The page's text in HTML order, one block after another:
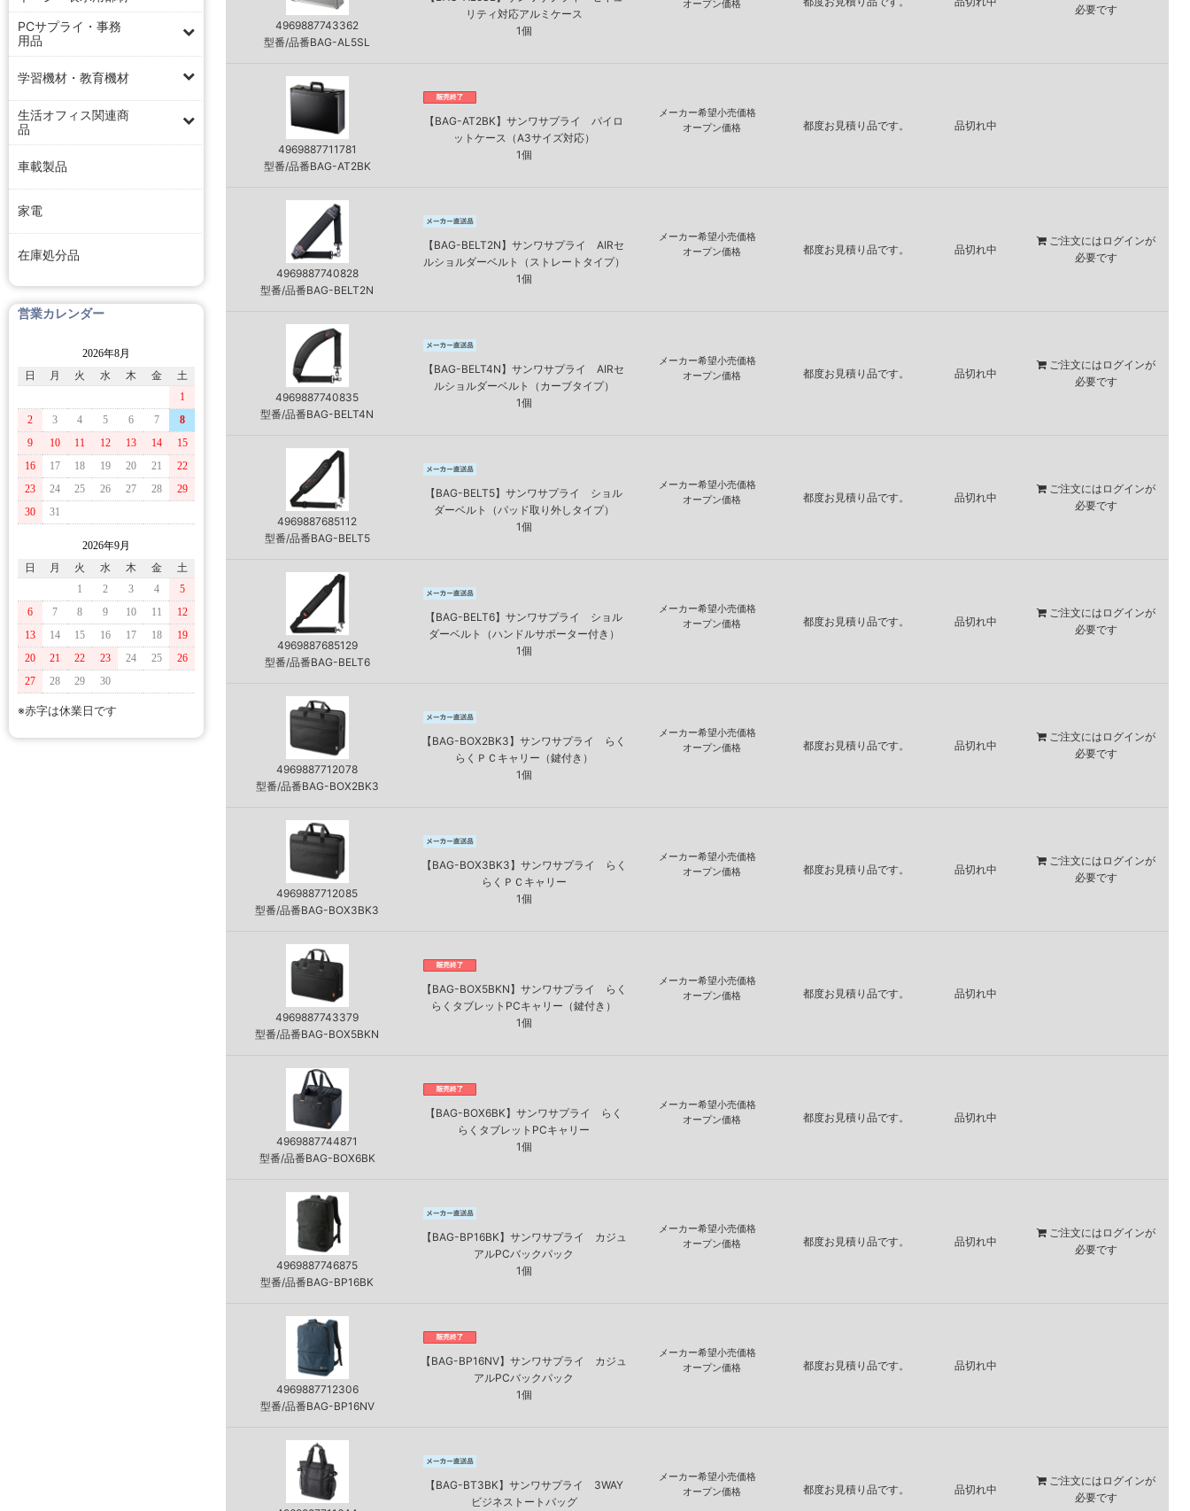
PCサプライ・事務
用品
学習機材・教育機材
生活オフィス関連商
品
車載製品
家電
在庫処分品
営業カレンダー
2026年8月
日
月 火 水 木 金
土
1
2
3 4 5 6 7
8
9
10 11 12 13 14
15
16
17 18 19 20 21
22
23
24 25 26 27 28
29
30
31
2026年9月
日
月 火 水 木 金
土
1
2 3 4
5
6
7 8 9 10 11
12
13
14 15 16 17 18
19
20
21 22 23 24 25
26
27
28 29 30
※赤字は休業日です
4969887743362
型番/品番BAG-AL5SL
リティ対応アルミケース
1個
オープン価格
必要です
4969887711781
型番/品番BAG-AT2BK
【BAG-AT2BK】サンワサプライ パイロ
ットケース（A3サイズ対応）
1個
メーカー希望小売価格
オープン価格
都度お見積り品です。 品切れ中
4969887740828
型番/品番BAG-BELT2N
【BAG-BELT2N】サンワサプライ AIRセ
ルショルダーベルト（ストレートタイプ）
1個
メーカー希望小売価格
オープン価格
都度お見積り品です。 品切れ中
ご注文には ログインが
必要です
4969887740835
型番/品番BAG-BELT4N
【BAG-BELT4N】サンワサプライ AIRセ
ルショルダーベルト（カーブタイプ）
1個
メーカー希望小売価格
オープン価格
都度お見積り品です。 品切れ中
ご注文には ログインが
必要です
4969887685112
型番/品番BAG-BELT5
【BAG-BELT5】サンワサプライ ショル
ダーベルト（パッド取り外しタイプ）
1個
メーカー希望小売価格
オープン価格
都度お見積り品です。 品切れ中
ご注文には ログインが
必要です
4969887685129
型番/品番BAG-BELT6
【BAG-BELT6】サンワサプライ ショル
ダーベルト（ハンドルサポーター付き）
1個
メーカー希望小売価格
オープン価格
都度お見積り品です。 品切れ中
ご注文には ログインが
必要です
4969887712078
型番/品番BAG-BOX2BK3
【BAG-BOX2BK3】サンワサプライ らく
らくＰＣキャリー（鍵付き）
1個
メーカー希望小売価格
オープン価格
都度お見積り品です。 品切れ中
ご注文には ログインが
必要です
4969887712085
型番/品番BAG-BOX3BK3
【BAG-BOX3BK3】サンワサプライ らく
らくＰＣキャリー
1個
メーカー希望小売価格
オープン価格
都度お見積り品です。 品切れ中
ご注文には ログインが
必要です
4969887743379
型番/品番BAG-BOX5BKN
【BAG-BOX5BKN】サンワサプライ らく
らくタブレットPCキャリー（鍵付き）
1個
メーカー希望小売価格
オープン価格
都度お見積り品です。 品切れ中
4969887744871
型番/品番BAG-BOX6BK
【BAG-BOX6BK】サンワサプライ らく
らくタブレットPCキャリー
1個
メーカー希望小売価格
オープン価格
都度お見積り品です。 品切れ中
4969887746875
型番/品番BAG-BP16BK
【BAG-BP16BK】サンワサプライ カジュ
アルPCバックパック
1個
メーカー希望小売価格
オープン価格
都度お見積り品です。 品切れ中
ご注文には ログインが
必要です
4969887712306
型番/品番BAG-BP16NV
【BAG-BP16NV】サンワサプライ カジュ
アルPCバックパック
1個
メーカー希望小売価格
オープン価格
都度お見積り品です。 品切れ中
【BAG-BT3BK】サンワサプライ 3WAY
ビジネストートバッグ
メーカー希望小売価格
オープン価格
都度お見積り品です。 品切れ中
ご注文には ログインが
必要です